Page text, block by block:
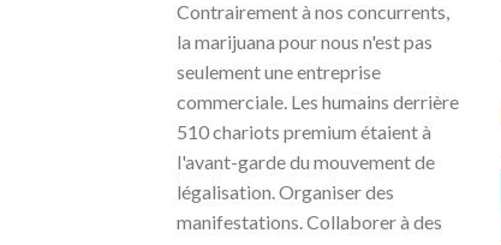
Contrairement à nos concurrents,
la marijuana pour nous n'est pas
seulement une entreprise
commerciale. Les humains derrière
510 chariots premium étaient à
l'avant-garde du mouvement de
légalisation. Organiser des
manifestations. Collaborer à des